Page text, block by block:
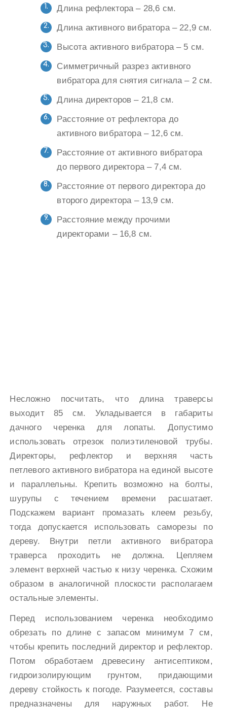
Длина рефлектора – 28,6 см.
Длина активного вибратора – 22,9 см.
Высота активного вибратора – 5 см.
Симметричный разрез активного
вибратора для снятия сигнала – 2 см.
Длина директоров – 21,8 см.
Расстояние от рефлектора до
активного вибратора – 12,6 см.
Расстояние от активного вибратора
до первого директора – 7,4 см.
Расстояние от первого директора до
второго директора – 13,9 см.
Расстояние между прочими
директорами – 16,8 см.
Несложно посчитать, что длина траверсы
выходит 85 см. Укладывается в габариты
дачного черенка для лопаты. Допустимо
использовать отрезок полиэтиленовой трубы.
Директоры, рефлектор и верхняя часть
петлевого активного вибратора на единой высоте
и параллельны. Крепить возможно на болты,
шурупы с течением времени расшатает.
Подскажем вариант промазать клеем резьбу,
тогда допускается использовать саморезы по
дереву. Внутри петли активного вибратора
траверса проходить не должна. Цепляем
элемент верхней частью к низу черенка. Схожим
образом в аналогичной плоскости располагаем
остальные элементы.
Перед использованием черенка необходимо
обрезать по длине с запасом минимум 7 см,
чтобы крепить последний директор и рефлектор.
Потом обработаем древесину антисептиком,
гидроизолирующим грунтом, придающими
дереву стойкость к погоде. Разумеется, составы
предназначены для наружных работ. Не